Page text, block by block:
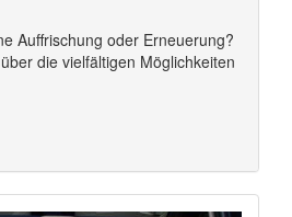
Auffrischung oder Erneuerung?
die vielfältigen Möglichkeiten